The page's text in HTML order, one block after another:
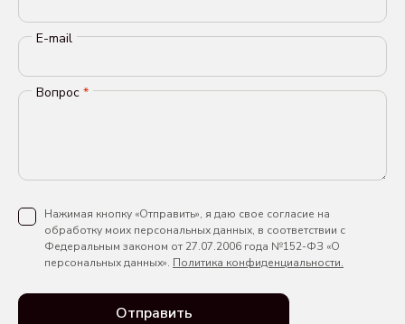
E-mail
Вопрос *
Нажимая кнопку «Отправить», я даю свое согласие на
обработку моих персональных данных, в соответствии с
Федеральным законом от 27.07.2006 года №152-ФЗ «О
персональных данных». Политика конфиденциальности.
Отправить